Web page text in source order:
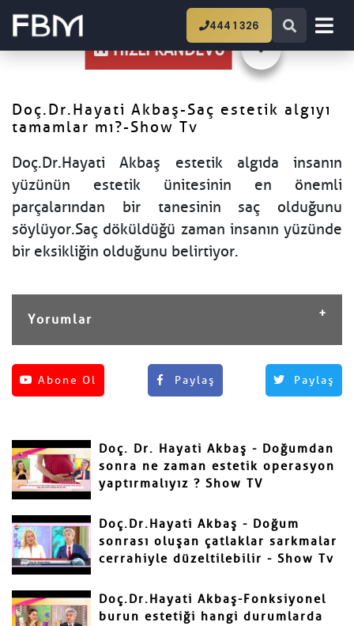
444 1 326
Doç.Dr.Hayati Akbaş-Saç estetik
algıyı tamamlar mı?-Show Tv
HIZLI RANDEVU
Doç.Dr.Hayati Akbaş-Saç estetik algıyı
tamamlar mı?-Show Tv
Doç.Dr.Hayati Akbaş estetik algıda insanın
yüzünün estetik ünitesinin en önemli
parçalarından bir tanesinin saç olduğunu
söylüyor.Saç döküldüğü zaman insanın yüzünde
bir eksikliğin olduğunu belirtiyor.
Abone Ol Paylaş Paylaş
Yorumlar
Henüz yorum yapılmamış.
Adınız ve Soyadınız
Mail
Yorumunuz
Doç. Dr. Hayati Akbaş - Doğumdan
sonra ne zaman estetik operasyon
yaptırmalıyız ? Show TV
Doç.Dr.Hayati Akbaş - Doğum
sonrası oluşan çatlaklar sarkmalar
cerrahiyle düzeltilebilir - Show Tv
Doç.Dr.Hayati Akbaş-Fonksiyonel
burun estetiği hangi durumlarda